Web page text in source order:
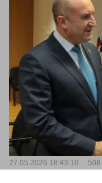
27.05.2026 18:43:10 508